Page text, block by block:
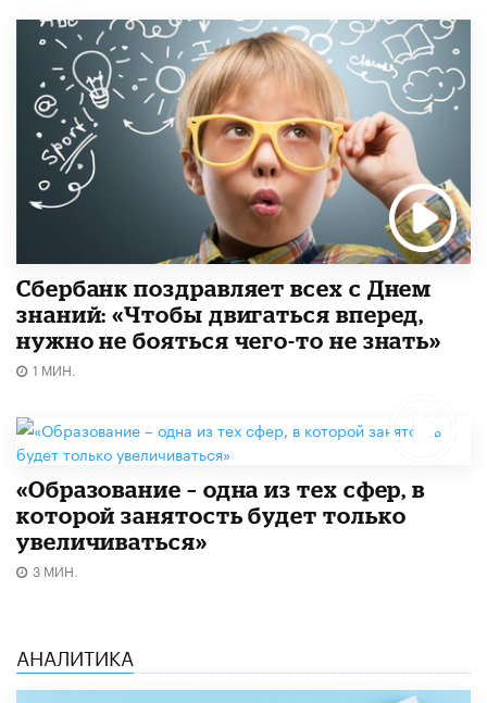
Сбербанк поздравляет всех с Днем
знаний: «Чтобы двигаться вперед,
нужно не бояться чего-то не знать»
1 МИН.
«Образование – одна из тех сфер, в
которой занятость будет только
увеличиваться»
3 МИН.
АНАЛИТИКА